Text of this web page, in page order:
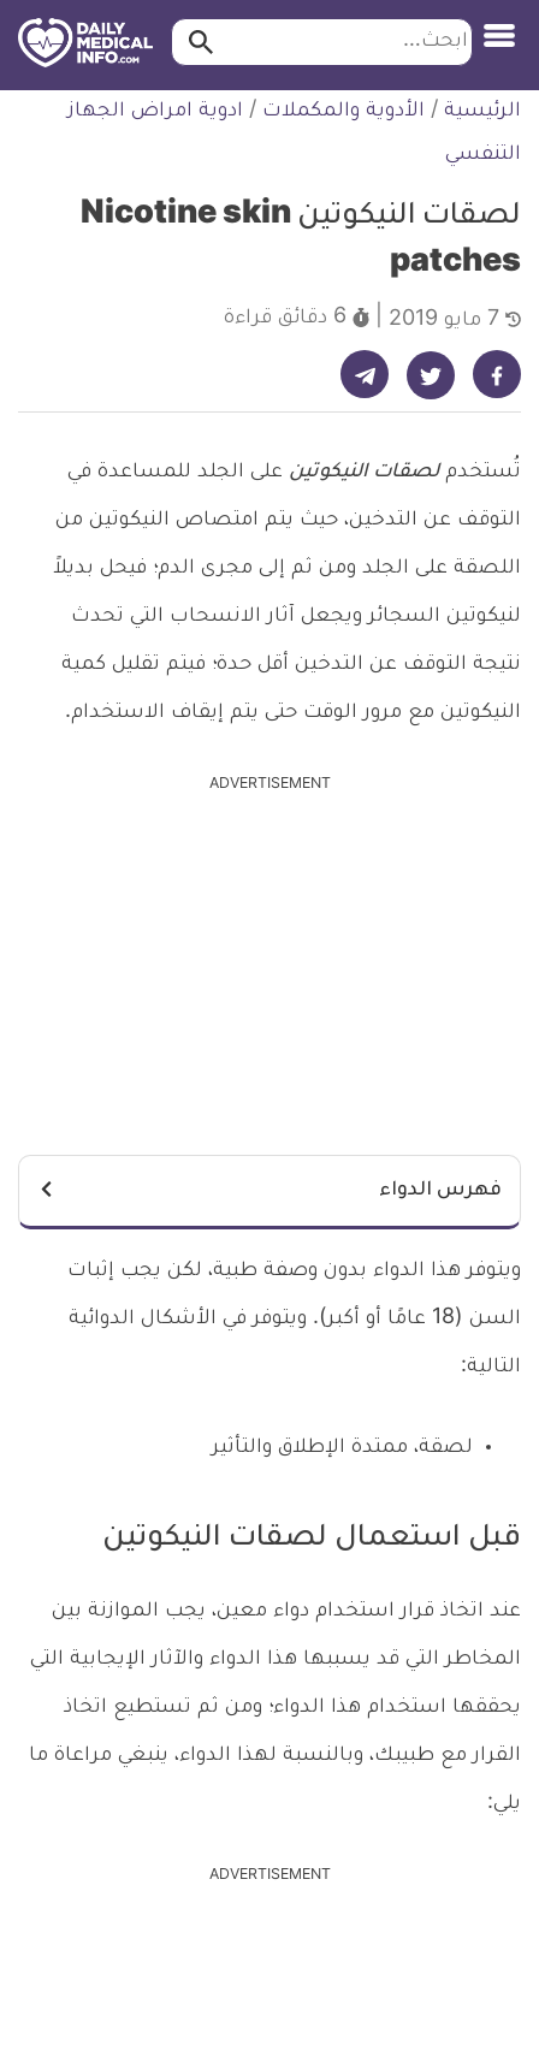
التخطي
للمحتوى
طبية
ابحث ابحث…
الرئيسية / الأدوية والمكملات / ادوية امراض الجهاز
التنفسي
لصقات النيكوتين Nicotine skin
patches
6 دقائق قراءة
شارك على فيسبوك - ديلي ميديكال انفو شارك على تويتر - ديلي ميديكال انفو شارك على تيليجرام - ديلي ميديكال انفو
تُستخدملصقات النيكوتين على الجلد للمساعدة في
التوقف عن التدخين، حيث يتم امتصاص النيكوتين من
اللصقة على الجلد ومن ثم إلى مجرى الدم؛ فيحل بديلاً
لنيكوتين السجائر ويجعل آثار الانسحاب التي تحدث
نتيجة التوقف عن التدخين أقل حدة؛ فيتم تقليل كمية
النيكوتين مع مرور الوقت حتى يتم إيقاف الاستخدام.
ADVERTISEMENT
فهرس الدواء
ويتوفر هذا الدواء بدون وصفة طبية، لكن يجب إثبات
السن (18 عامًا أو أكبر). ويتوفر في الأشكال الدوائية
التالية:
لصقة، ممتدة الإطلاق والتأثير
قبل استعمال لصقات النيكوتين
عند اتخاذ قرار استخدام دواء معين، يجب الموازنة بين
المخاطر التي قد يسببها هذا الدواء والآثار الإيجابية التي
يحققها استخدام هذا الدواء؛ ومن ثم تستطيع اتخاذ
القرار مع طبيبك، وبالنسبة لهذا الدواء، ينبغي مراعاة ما
يلي:
ADVERTISEMENT